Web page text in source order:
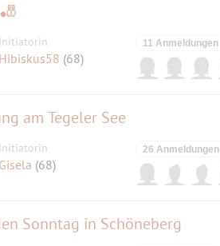
Initiatorin
Hibiskus58 (68)
11 Anmeldungen
am Tegeler See
Initiatorin
Gisela (68)
26 Anmeldungen
Sonntag in Schöneberg